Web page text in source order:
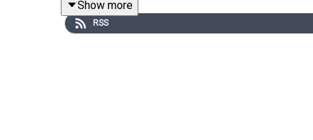
Som medlem får du tillgång till alla nya och
Show more
RSS